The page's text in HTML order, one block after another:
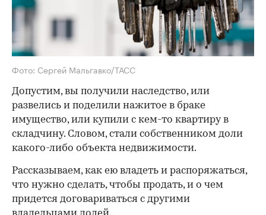
Фото: Сергей Мальгавко/ТАСС
Допустим, вы получили наследство, или
развелись и поделили нажитое в браке
имущество, или купили с кем-то квартиру в
складчину. Словом, стали собственником доли
какого-либо объекта недвижимости.
Рассказываем, как ею владеть и распоряжаться,
что нужно сделать, чтобы продать, и о чем
придется договариваться с другими